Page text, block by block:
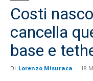
Costi
cancella
base e
Di Lorenzo Misuraca - 18